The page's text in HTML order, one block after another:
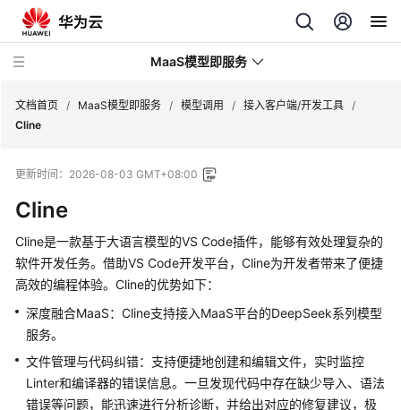
MaaS模型即服务
新
动
态
服
务
告
产
品
介
文档首页 / MaaS模型即服务 / 模型调用 / 接入客户端/开发工具 /
Cline
更新时间： 2026-08-03 GMT+08:00
Cline
Cline是一款基于大语言模型的VS Code插件，能够有效处理复杂的
软件开发任务。借助VS Code开发平台，Cline为开发者带来了便捷
高效的编程体验。Cline的优势如下：
深度融合MaaS：Cline支持接入MaaS平台的DeepSeek系列模型
服务。
文件管理与代码纠错：支持便捷地创建和编辑文件，实时监控
Linter和编译器的错误信息。一旦发现代码中存在缺少导入、语法
错误等问题，能迅速进行分析诊断，并给出对应的修复建议，极